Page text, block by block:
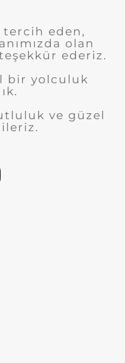
eden,
olan
ederiz.
bir yolculuk
ve güzel